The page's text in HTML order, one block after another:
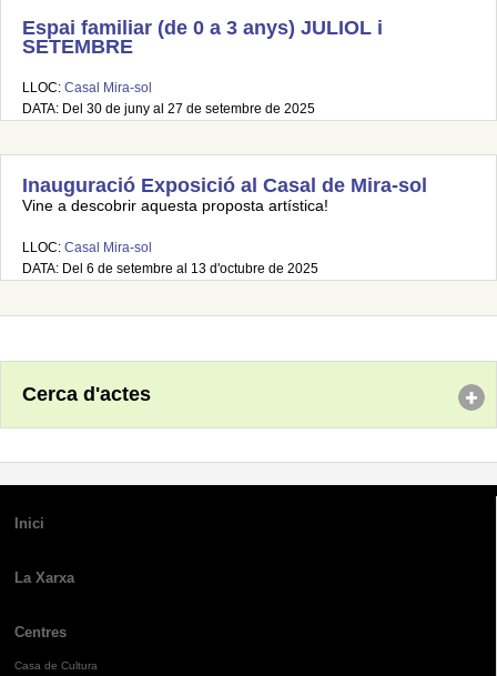
Espai familiar (de 0 a 3 anys) JULIOL i
SETEMBRE
LLOC: Casal Mira-sol
DATA: Del 30 de juny al 27 de setembre de 2025
Inauguració Exposició al Casal de Mira-sol
Vine a descobrir aquesta proposta artística!
LLOC: Casal Mira-sol
DATA: Del 6 de setembre al 13 d'octubre de 2025
Cerca d'actes
Inici
La Xarxa
Centres
Casa de Cultura